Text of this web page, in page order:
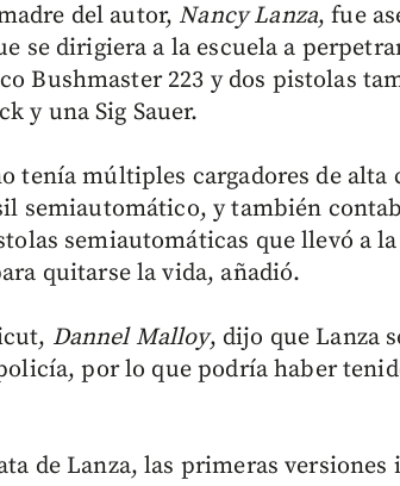
del autor, Nancy Lanza, fue
se dirigiera a la escuela a
Bushmaster 223 y dos pistolas
y una Sig Sauer.
tenía múltiples cargadores de
semiautomático, y también
semiautomáticas que llevó a
quitarse la vida, añadió.
Dannel Malloy, dijo que Lanza
por lo que podría haber
de Lanza, las primeras versiones